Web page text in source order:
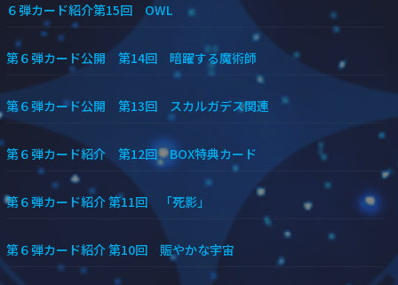
６弾カード紹介第15回 OWL
第６弾カード公開 第14回 暗躍する魔術師
第６弾カード公開 第13回 スカルガデス関連
第６弾カード紹介 第12回 BOX特典カード
第６弾カード紹介 第11回 「死影」
第６弾カード紹介 第10回 賑やかな宇宙